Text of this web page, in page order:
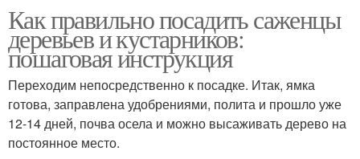
Как правильно посадить саженцы
деревьев и кустарников:
пошаговая инструкция
Переходим непосредственно к посадке. Итак, ямка
готова, заправлена удобрениями, полита и прошло уже
12-14 дней, почва осела и можно высаживать дерево на
постоянное место.